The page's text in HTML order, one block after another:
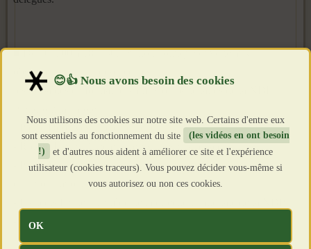
■ De 16 h 00 à 18 h 30, réunion politique ouverte aux
observateurs** en présence des
responsables de formations amies ou partenaires de la NDP.
- Roland Hélie, Directeur de Synthèse nationale
- Pierre Vial, Président de Terre et peuple et membre de la
direction nationale de la NDP
- Annick Martin, Secrétaire générale du MNR
- Carl Lang, Président du Parti de la France
Nous utilisons des cookies sur notre site web. Certains d'entre eux
sont essentiels au fonctionnement du site
(les vidéos en ont besoin
!)
et d'autres nous aident à améliorer ce site et l'expérience
utilisateur (cookies traceurs). Vous pouvez décider vous-même si
vous autorisez ou non ces cookies.
OK